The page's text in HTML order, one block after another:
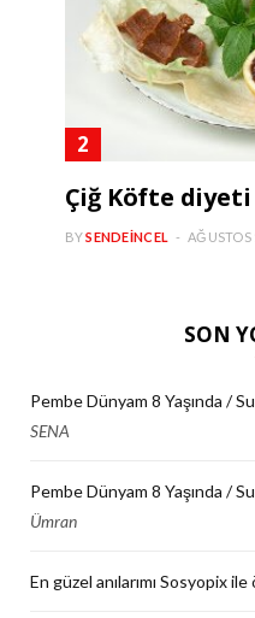
Çiğ Köfte diyeti
BYSENDEINCEL AĞUSTOS
SON
Pembe Dünyam 8 Yaşında /
SENA
Pembe Dünyam 8 Yaşında /
Ümran
En güzel anılarımı Sosyopix